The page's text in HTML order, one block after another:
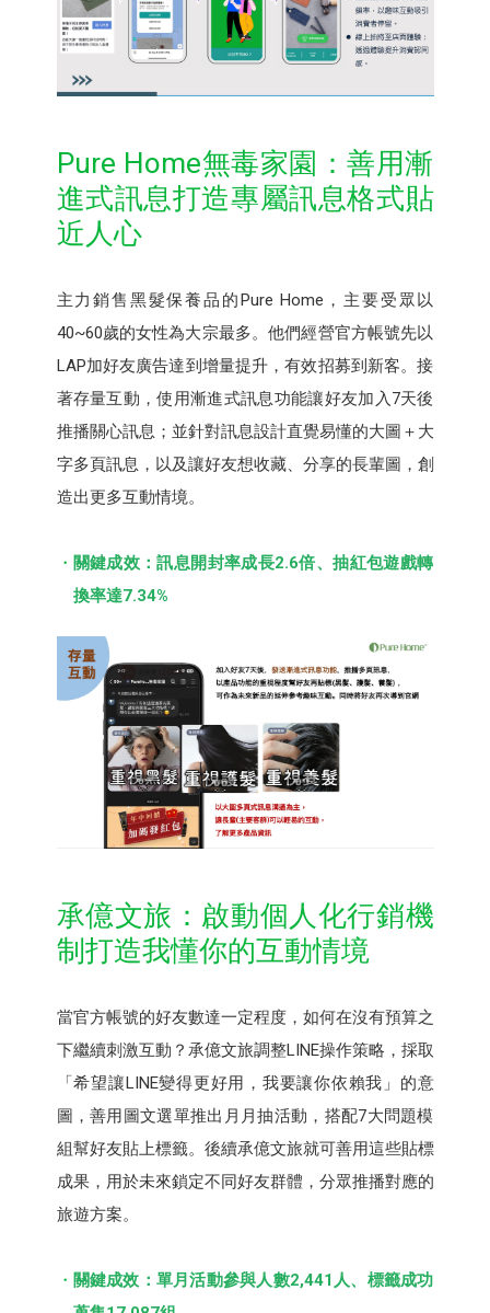
Pure Home無毒家園：善用漸
進式訊息打造專屬訊息格式貼
近人心
主力銷售黑髮保養品的Pure Home，主要受眾以
40~60歲的女性為大宗最多。他們經營官方帳號先以
LAP加好友廣告達到增量提升，有效招募到新客。接
著存量互動，使用漸進式訊息功能讓好友加入7天後
推播關心訊息；並針對訊息設計直覺易懂的大圖＋大
字多頁訊息，以及讓好友想收藏、分享的長輩圖，創
造出更多互動情境。
關鍵成效：訊息開封率成長2.6倍、抽紅包遊戲轉
換率達7.34%
承億文旅：啟動個人化行銷機
制打造我懂你的互動情境
當官方帳號的好友數達一定程度，如何在沒有預算之
下繼續刺激互動？承億文旅調整LINE操作策略，採取
「希望讓LINE變得更好用，我要讓你依賴我」的意
圖，善用圖文選單推出月月抽活動，搭配7大問題模
組幫好友貼上標籤。後續承億文旅就可善用這些貼標
成果，用於未來鎖定不同好友群體，分眾推播對應的
旅遊方案。
關鍵成效：單月活動參與人數2,441人、標籤成功